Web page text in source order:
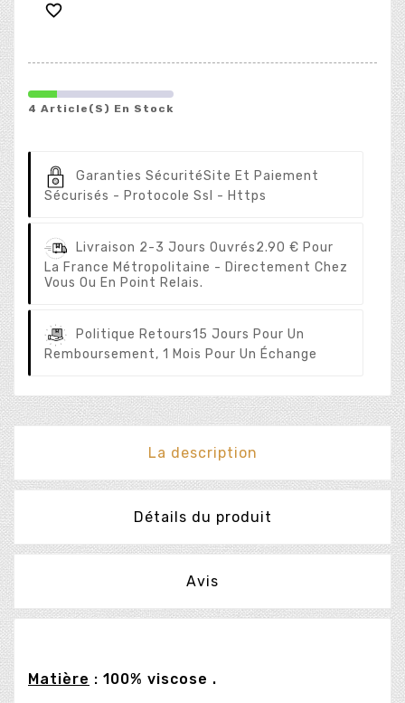

4 Article(s) En Stock
Garanties SécuritéSite Et Paiement
Sécurisés - Protocole Ssl - Https
Livraison 2-3 Jours Ouvrés2.90 € Pour
La France Métropolitaine - Directement Chez
Vous Ou En Point Relais.
Politique Retours15 Jours Pour Un
Remboursement, 1 Mois Pour Un Échange
La description
Détails du produit
Avis
Matière : 100% viscose .